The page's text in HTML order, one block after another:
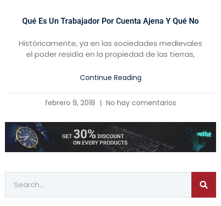
Qué Es Un Trabajador Por Cuenta Ajena Y Qué No
Históricamente, ya en las sociedades medievales
el poder residía en la propiedad de las tierras,
Continue Reading
febrero 9, 2018 No hay comentarios